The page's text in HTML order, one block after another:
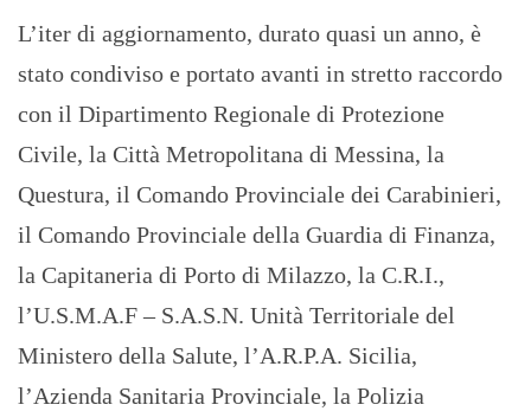
L’iter di aggiornamento, durato quasi un anno, è
stato condiviso e portato avanti in stretto raccordo
con il Dipartimento Regionale di Protezione
Civile, la Città Metropolitana di Messina, la
Questura, il Comando Provinciale dei Carabinieri,
il Comando Provinciale della Guardia di Finanza,
la Capitaneria di Porto di Milazzo, la C.R.I.,
l’U.S.M.A.F – S.A.S.N. Unità Territoriale del
Ministero della Salute, l’A.R.P.A. Sicilia,
l’Azienda Sanitaria Provinciale, la Polizia